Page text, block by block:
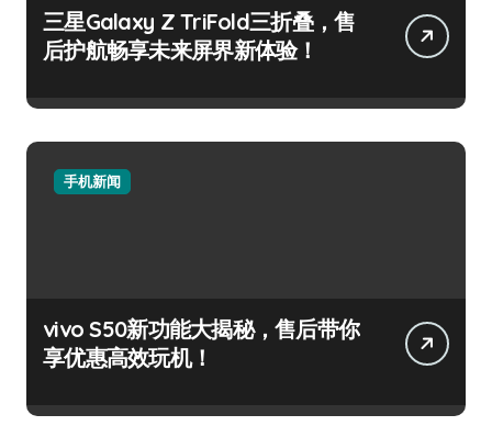
三星Galaxy Z TriFold三折叠，售
后护航畅享未来屏界新体验！
手机新闻
vivo S50新功能大揭秘，售后带你
享优惠高效玩机！